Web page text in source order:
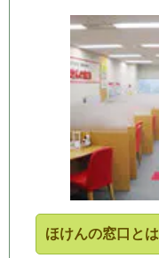
ほけんの窓口とは